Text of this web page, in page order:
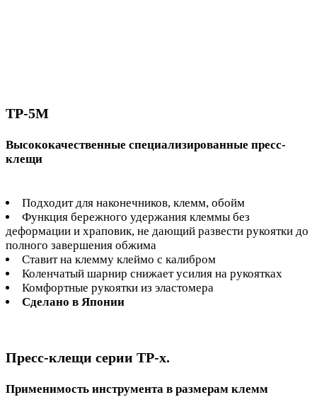
TP-5M
Высококачественные специализированные пресс-
клещи
Подходит для наконечников, клемм, обойм
Функция бережного удержания клеммы без
деформации и храповик, не дающий развести рукоятки до
полного завершения обжима
Ставит на клемму клеймо с калибром
Коленчатый шарнир снижает усилия на рукоятках
Комфортные рукоятки из эластомера
Сделано в Японии
Пресс-клещи серии TP-x.
Применимость инструмента в размерам клемм